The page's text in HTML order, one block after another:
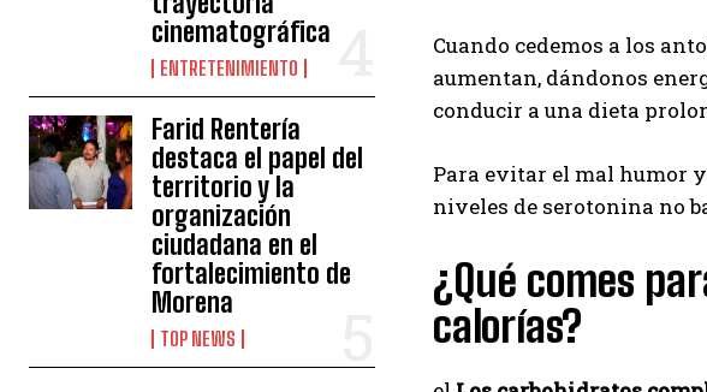
cinematográfica
ENTRETENIMIENTO
Farid Rentería
destaca el papel del
territorio y la
organización
ciudadana en el
fortalecimiento de
Morena
TOP NEWS
Cuando cedemos a los
aumentan, dándonos
conducir a una dieta
Para evitar el mal humor
niveles de serotonina no
¿Qué comes
calorías?